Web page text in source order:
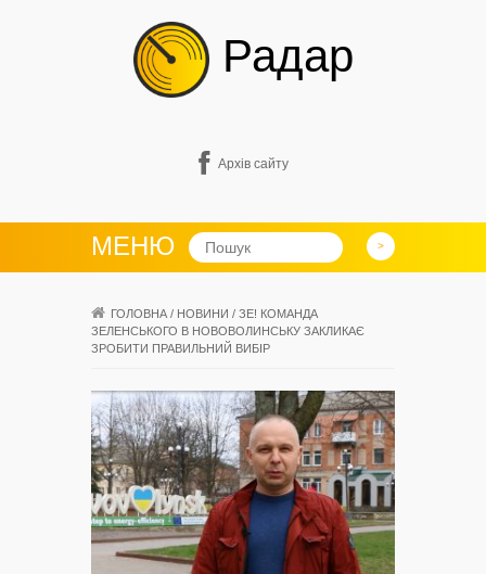
Радар
Архів сайту
МЕНЮ
ГОЛОВНА / НОВИНИ / ЗЕ! КОМАНДА
ЗЕЛЕНСЬКОГО В НОВОВОЛИНСЬКУ ЗАКЛИКАЄ
ЗРОБИТИ ПРАВИЛЬНИЙ ВИБІР